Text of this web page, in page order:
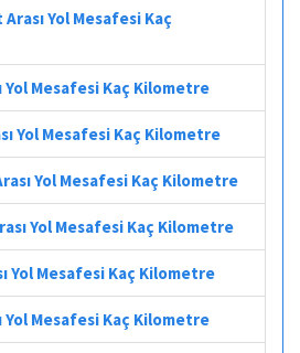
Yol Mesafesi Kaç
Yol Mesafesi Kaç Kilometre
Yol Mesafesi Kaç Kilometre
Yol Mesafesi Kaç Kilometre
Yol Mesafesi Kaç Kilometre
Yol Mesafesi Kaç Kilometre
Yol Mesafesi Kaç Kilometre